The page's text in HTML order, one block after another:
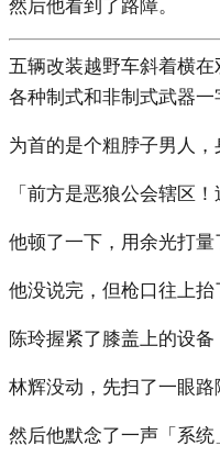
然后他看到了路障。
五辆改装越野车斜着横
各种制式和非制式武器
为首的是个粗脖子男人
「前方是恶狼公会辖区
他顿了一下，用余光打
他没说完，但枪口往上抬
陈玲握紧了膝盖上的设备
林辉没动，先扫了一眼
然后他默念了一声「系统